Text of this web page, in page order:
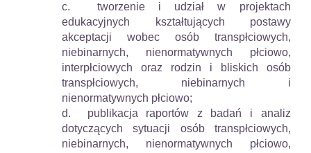
c. tworzenie i udział w projektach
edukacyjnych kształtujących postawy
akceptacji wobec osób transpłciowych,
niebinarnych, nienormatywnych płciowo,
interpłciowych oraz rodzin i bliskich osób
transpłciowych, niebinarnych i
nienormatywnych płciowo;
d. publikacja raportów z badań i analiz
dotyczących sytuacji osób transpłciowych,
niebinarnych, nienormatywnych płciowo,